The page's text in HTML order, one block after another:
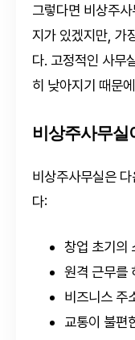
그렇다면 비상주
지가 있겠지만, 가
다. 고정적인 사무
히 낮아지기 때문
비상주사무실
비상주사무실은
다:
창업 초기의
원격 근무를
비즈니스 주
교통이 불편